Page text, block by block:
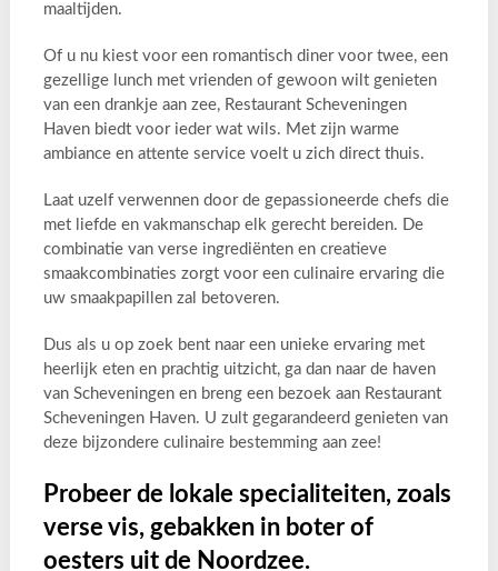
maaltijden.
Of u nu kiest voor een romantisch diner voor twee, een
gezellige lunch met vrienden of gewoon wilt genieten
van een drankje aan zee, Restaurant Scheveningen
Haven biedt voor ieder wat wils. Met zijn warme
ambiance en attente service voelt u zich direct thuis.
Laat uzelf verwennen door de gepassioneerde chefs die
met liefde en vakmanschap elk gerecht bereiden. De
combinatie van verse ingrediënten en creatieve
smaakcombinaties zorgt voor een culinaire ervaring die
uw smaakpapillen zal betoveren.
Dus als u op zoek bent naar een unieke ervaring met
heerlijk eten en prachtig uitzicht, ga dan naar de haven
van Scheveningen en breng een bezoek aan Restaurant
Scheveningen Haven. U zult gegarandeerd genieten van
deze bijzondere culinaire bestemming aan zee!
Probeer de lokale specialiteiten, zoals
verse vis, gebakken in boter of
oesters uit de Noordzee.